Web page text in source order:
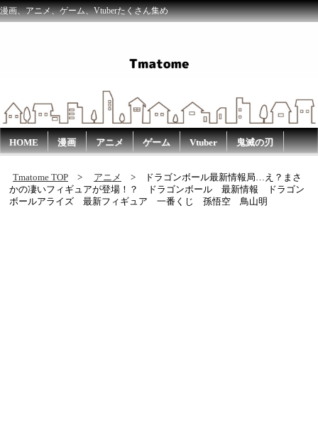
漫画、アニメ、ゲーム、Vtuberたくさん集め
HOME 漫画 アニメ ゲーム Vtuber 鬼滅の刃
Tmatome TOP アニメ
ドラゴンボール最新情報局…え？まさ
かの凄いフィギュアが登場！？ ドラゴンボール 最新情報 ドラゴン
ボールアライズ 最新フィギュア 一番くじ 孫悟空 鳥山明